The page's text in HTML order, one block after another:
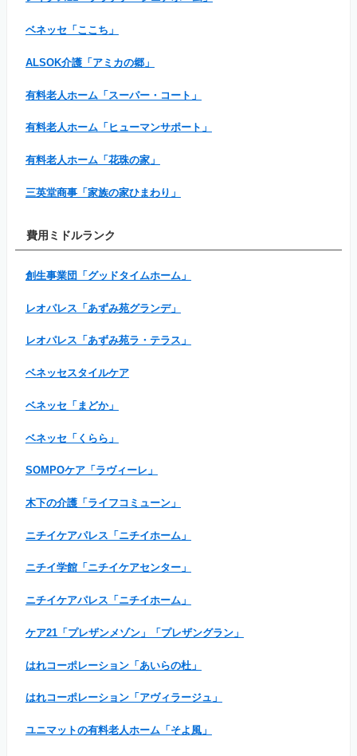
ベネッセ「ここち」
ALSOK介護「アミカの郷」
有料老人ホーム「スーパー・コート」
有料老人ホーム「ヒューマンサポート」
有料老人ホーム「花珠の家」
三英堂商事「家族の家ひまわり」
費用ミドルランク
創生事業団「グッドタイムホーム」
レオパレス「あずみ苑グランデ」
レオパレス「あずみ苑ラ・テラス」
ベネッセスタイルケア
ベネッセ「まどか」
ベネッセ「くらら」
SOMPOケア「ラヴィーレ」
木下の介護「ライフコミューン」
ニチイケアパレス「ニチイホーム」
ニチイ学館「ニチイケアセンター」
ニチイケアパレス「ニチイホーム」
ケア21「プレザンメゾン」「プレザングラン」
はれコーポレーション「あいらの杜」
はれコーポレーション「アヴィラージュ」
ユニマットの有料老人ホーム「そよ風」